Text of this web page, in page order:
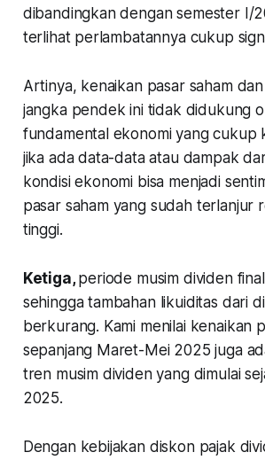
dibandingkan dengan semester I/
terlihat perlambatannya cukup
Artinya, kenaikan pasar saham
jangka pendek ini tidak didukung
fundamental ekonomi yang cukup
jika ada data-data atau dampak
kondisi ekonomi bisa menjadi
pasar saham yang sudah terlanjur
tinggi.
Ketiga,periode musim dividen
sehingga tambahan likuiditas dari
berkurang. Kami menilai kenaikan
sepanjang Maret-Mei 2025 juga
tren musim dividen yang dimulai
2025.
Dengan kebijakan diskon pajak